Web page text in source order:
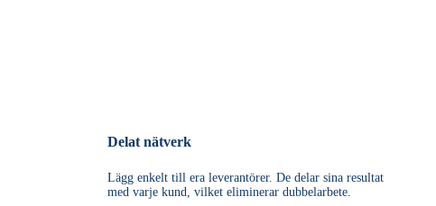
Delat nätverk
Lägg enkelt till era leverantörer. De delar sina resultat
med varje kund, vilket eliminerar dubbelarbete.